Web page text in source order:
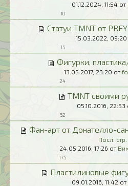
01.12.2024, 11:54 от
10
Статуи TMNT от
15.03.2022, 09:20
15
Фигурки,
13.05.2017, 23:20 от
24
TMNT своими
05.10.2016, 22:53
52
Фан-арт от Донателло-
Посл. стр.
24.05.2016, 17:26 от
175
Пластилиновые
09.01.2016, 11:42 от